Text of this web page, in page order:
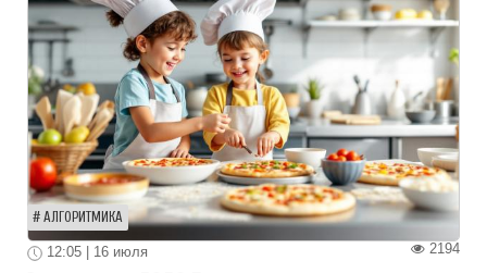
АЛГОРИТМИКА
2194
12:05 | 16 июля